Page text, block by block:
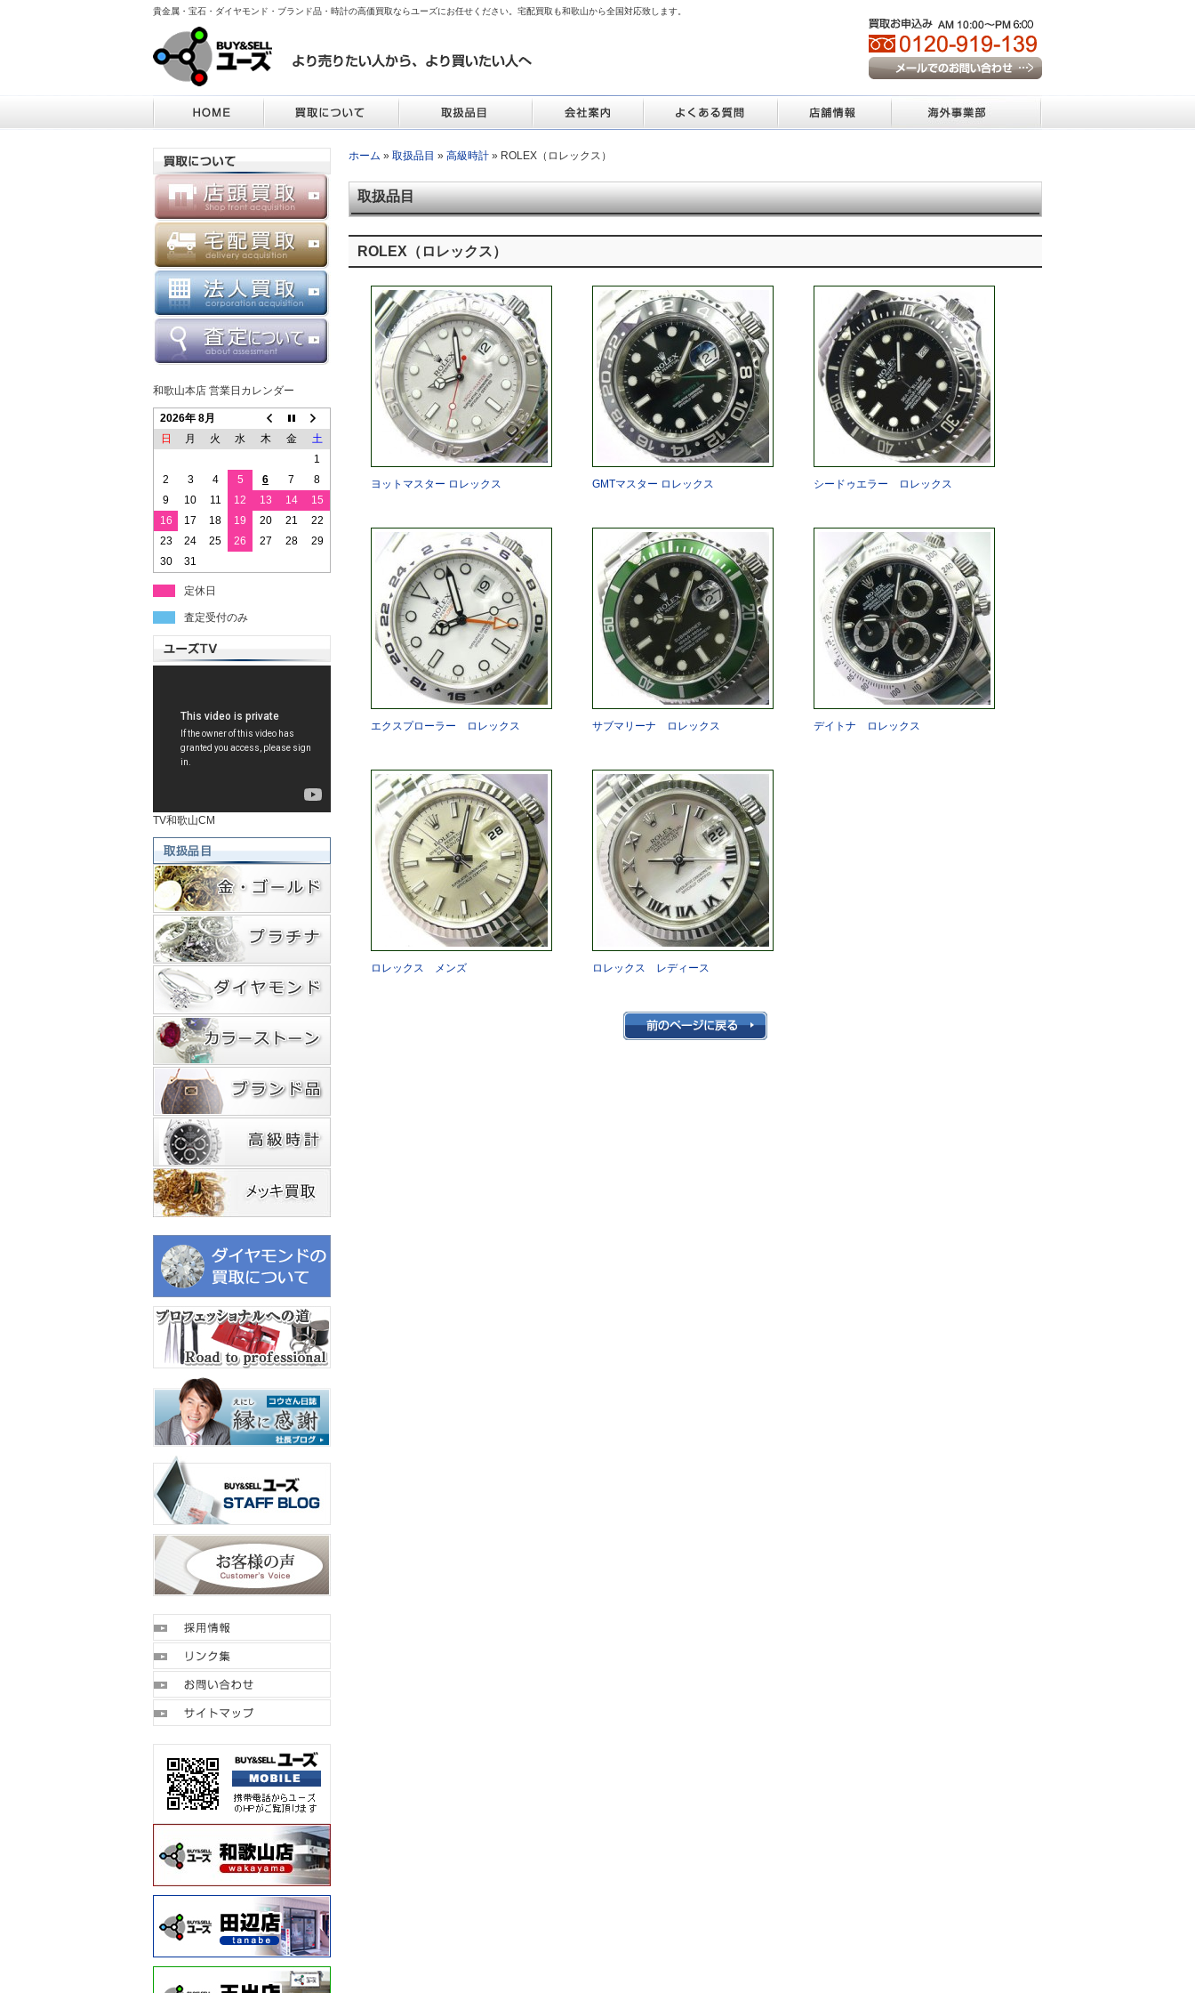
貴金属・宝石・ダイヤモンド・ブランド品・時計の高価買取ならユーズにお任せください。宅配買取も和歌山から全国対応致します。
ホーム » 取扱品目 » 高級時計 » ROLEX（ロレックス）
取扱品目
ROLEX（ロレックス）
ヨットマスター ロレックス GMTマスター ロレックス シードゥエラー ロレックス
エクスプローラー ロレックス サブマリーナ ロレックス デイトナ ロレックス
ロレックス メンズ ロレックス レディース
和歌山本店 営業日カレンダー
2026年 8月
日
月 火 水 木 金
土
1
2
3 4 5 6 7
8
9
10 11 12 13 14
15
16
17 18 19 20 21
22
23
24 25 26 27 28
29
30
31
定休日
査定受付のみ
TV和歌山CM